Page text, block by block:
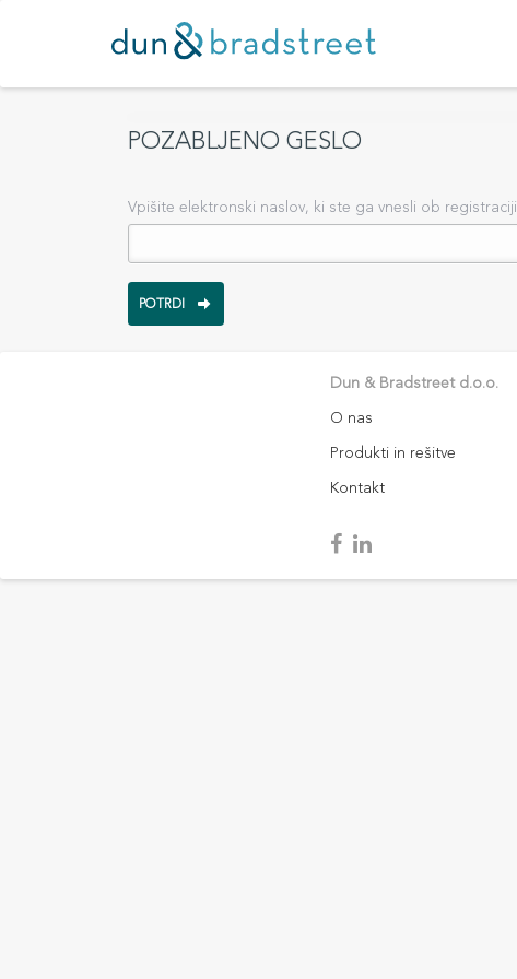
POZABLJENO GESLO
Vpišite elektronski naslov, ki ste ga vnesli ob registraciji
Dun & Bradstreet d.o.o.
O nas
Produkti in rešitve
Kontakt